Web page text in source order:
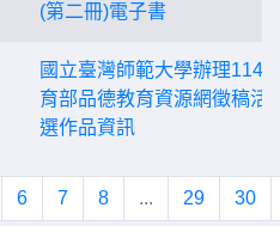
(第二冊)電子書
國立臺灣師範大學辦理114
育部品德教育資源網徵稿活
選作品資訊
6 7 8 ... 29 30